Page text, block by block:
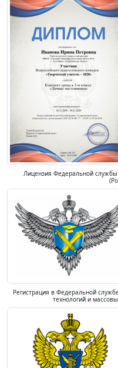
Лицензия Федеральной
Регистрация в Федеральной
технологий и